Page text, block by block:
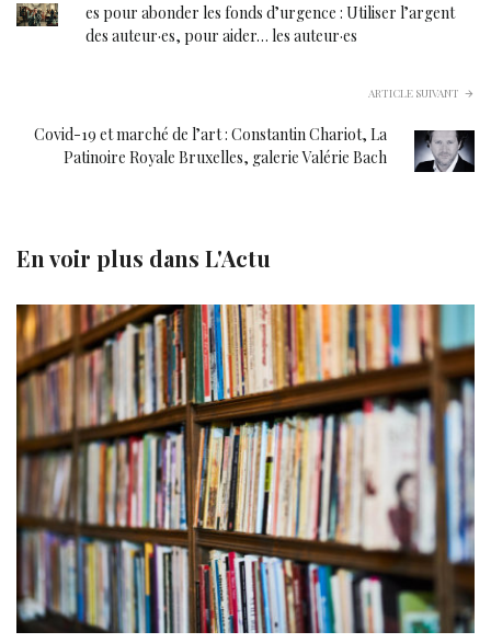
es pour abonder les fonds d’urgence : Utiliser l’argent
des auteur·es, pour aider… les auteur·es
ARTICLE SUIVANT
Covid-19 et marché de l’art : Constantin Chariot, La
Patinoire Royale Bruxelles, galerie Valérie Bach
En voir plus dans L'Actu